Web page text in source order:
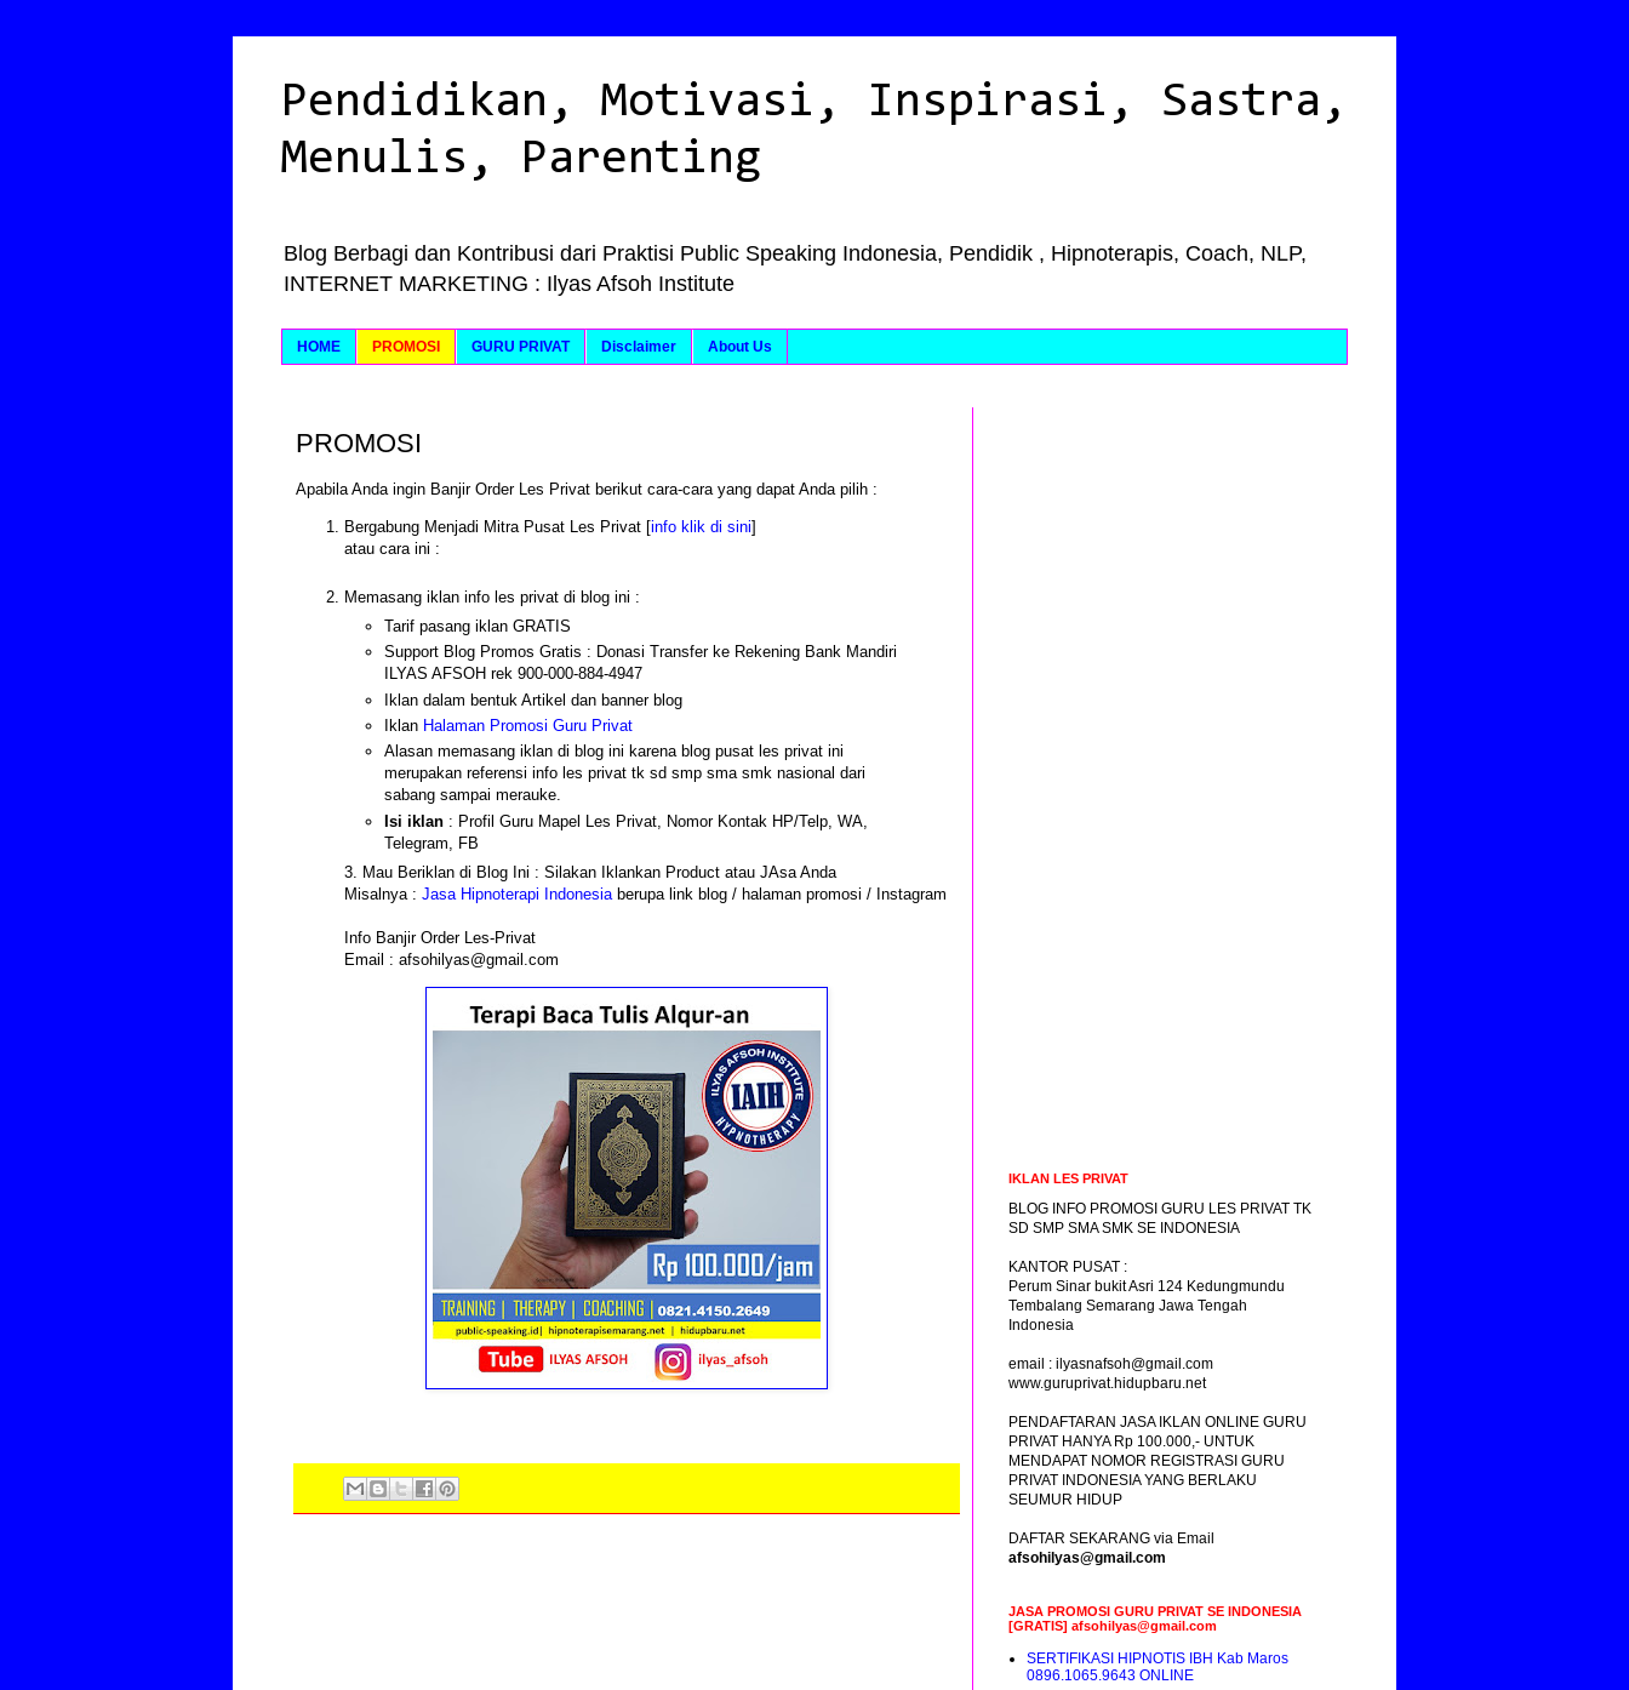
Pendidikan, Motivasi, Inspirasi, Sastra,
Menulis, Parenting
Blog Berbagi dan Kontribusi dari Praktisi Public Speaking Indonesia, Pendidik , Hipnoterapis, Coach, NLP,
INTERNET MARKETING : Ilyas Afsoh Institute
HOME PROMOSI GURU PRIVAT Disclaimer About Us
PROMOSI
Apabila Anda ingin Banjir Order Les Privat berikut cara-cara yang dapat Anda pilih :
Bergabung Menjadi Mitra Pusat Les Privat [info klik di sini]
atau cara ini :
Memasang iklan info les privat di blog ini :
Tarif pasang iklan GRATIS
Support Blog Promos Gratis : Donasi Transfer ke Rekening Bank Mandiri
ILYAS AFSOH rek 900-000-884-4947
Iklan dalam bentuk Artikel dan banner blog
Iklan Halaman Promosi Guru Privat
Alasan memasang iklan di blog ini karena blog pusat les privat ini
merupakan referensi info les privat tk sd smp sma smk nasional dari
sabang sampai merauke.
Isi iklan : Profil Guru Mapel Les Privat, Nomor Kontak HP/Telp, WA,
Telegram, FB
3. Mau Beriklan di Blog Ini : Silakan Iklankan Product atau JAsa Anda
Misalnya : Jasa Hipnoterapi Indonesiaberupa link blog / halaman promosi / Instagram
Info Banjir Order Les-Privat
Email : afsohilyas@gmail.com
IKLAN LES PRIVAT
BLOG INFO PROMOSI GURU LES PRIVAT TK
SD SMP SMA SMK SE INDONESIA
KANTOR PUSAT :
Perum Sinar bukit Asri 124 Kedungmundu
Tembalang Semarang Jawa Tengah
Indonesia
email : ilyasnafsoh@gmail.com
www.guruprivat.hidupbaru.net
PENDAFTARAN JASA IKLAN ONLINE GURU
PRIVAT HANYA Rp 100.000,- UNTUK
MENDAPAT NOMOR REGISTRASI GURU
PRIVAT INDONESIA YANG BERLAKU
SEUMUR HIDUP
DAFTAR SEKARANG via Email
afsohilyas@gmail.com
JASA PROMOSI GURU PRIVAT SE INDONESIA
[GRATIS] afsohilyas@gmail.com
SERTIFIKASI HIPNOTIS IBH Kab Maros
0896.1065.9643 ONLINE